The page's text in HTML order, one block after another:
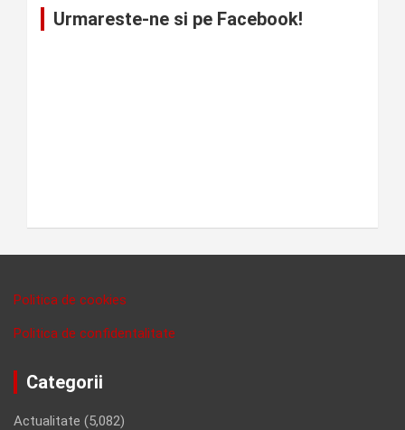
Urmareste-ne si pe Facebook!
Politica de cookies
Politica de confidentalitate
Categorii
Actualitate (5,082)